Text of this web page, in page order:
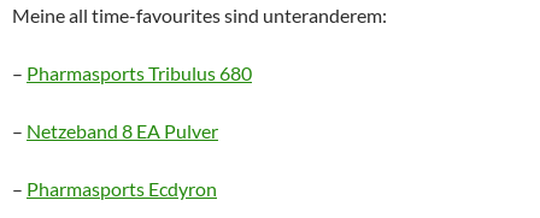
Meine all time-favourites sind unteranderem:
– Pharmasports Tribulus 680
– Netzeband 8 EA Pulver
– Pharmasports Ecdyron